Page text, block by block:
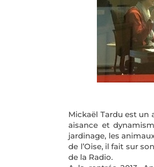
Mickaël Tardu est un
aisance et
jardinage, les
de l’Oise, il fait sur
de la Radio.